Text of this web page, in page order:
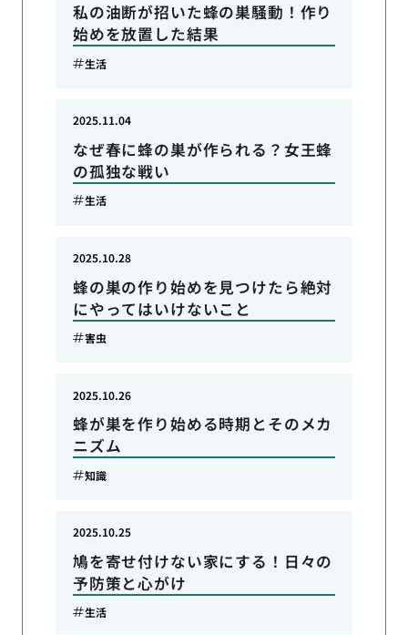
私の油断が招いた蜂の巣騒動！作り
始めを放置した結果
生活
なぜ春に蜂の巣が作られる？女王蜂
の孤独な戦い
2025.11.04
生活
蜂の巣の作り始めを見つけたら絶対
にやってはいけないこと
2025.10.28
害虫
蜂が巣を作り始める時期とそのメカ
ニズム
2025.10.26
知識
鳩を寄せ付けない家にする！日々の
予防策と心がけ
2025.10.25
生活